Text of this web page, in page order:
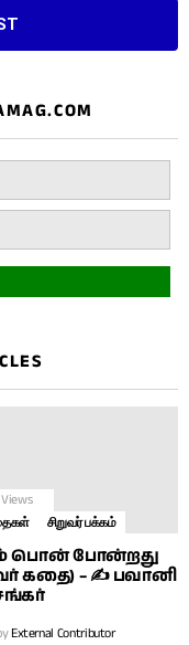
Views
சிறுவர் பக்கம்
பொன் போன்றது
கதை) – ✍ பவானி
External Contributor